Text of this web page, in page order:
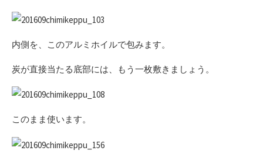
内側を、このアルミホイルで包みます。
炭が直接当たる底部には、もう一枚敷きましょう。
このまま使います。